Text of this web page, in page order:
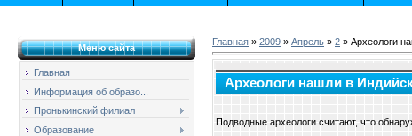
Меню сайта
Главная
Информация об образо...
Пронькинский филиал
Образование
Главная » 2009 » Апрель » 2 » Археологи
Археологи нашли в
Подводные археологи считают, что